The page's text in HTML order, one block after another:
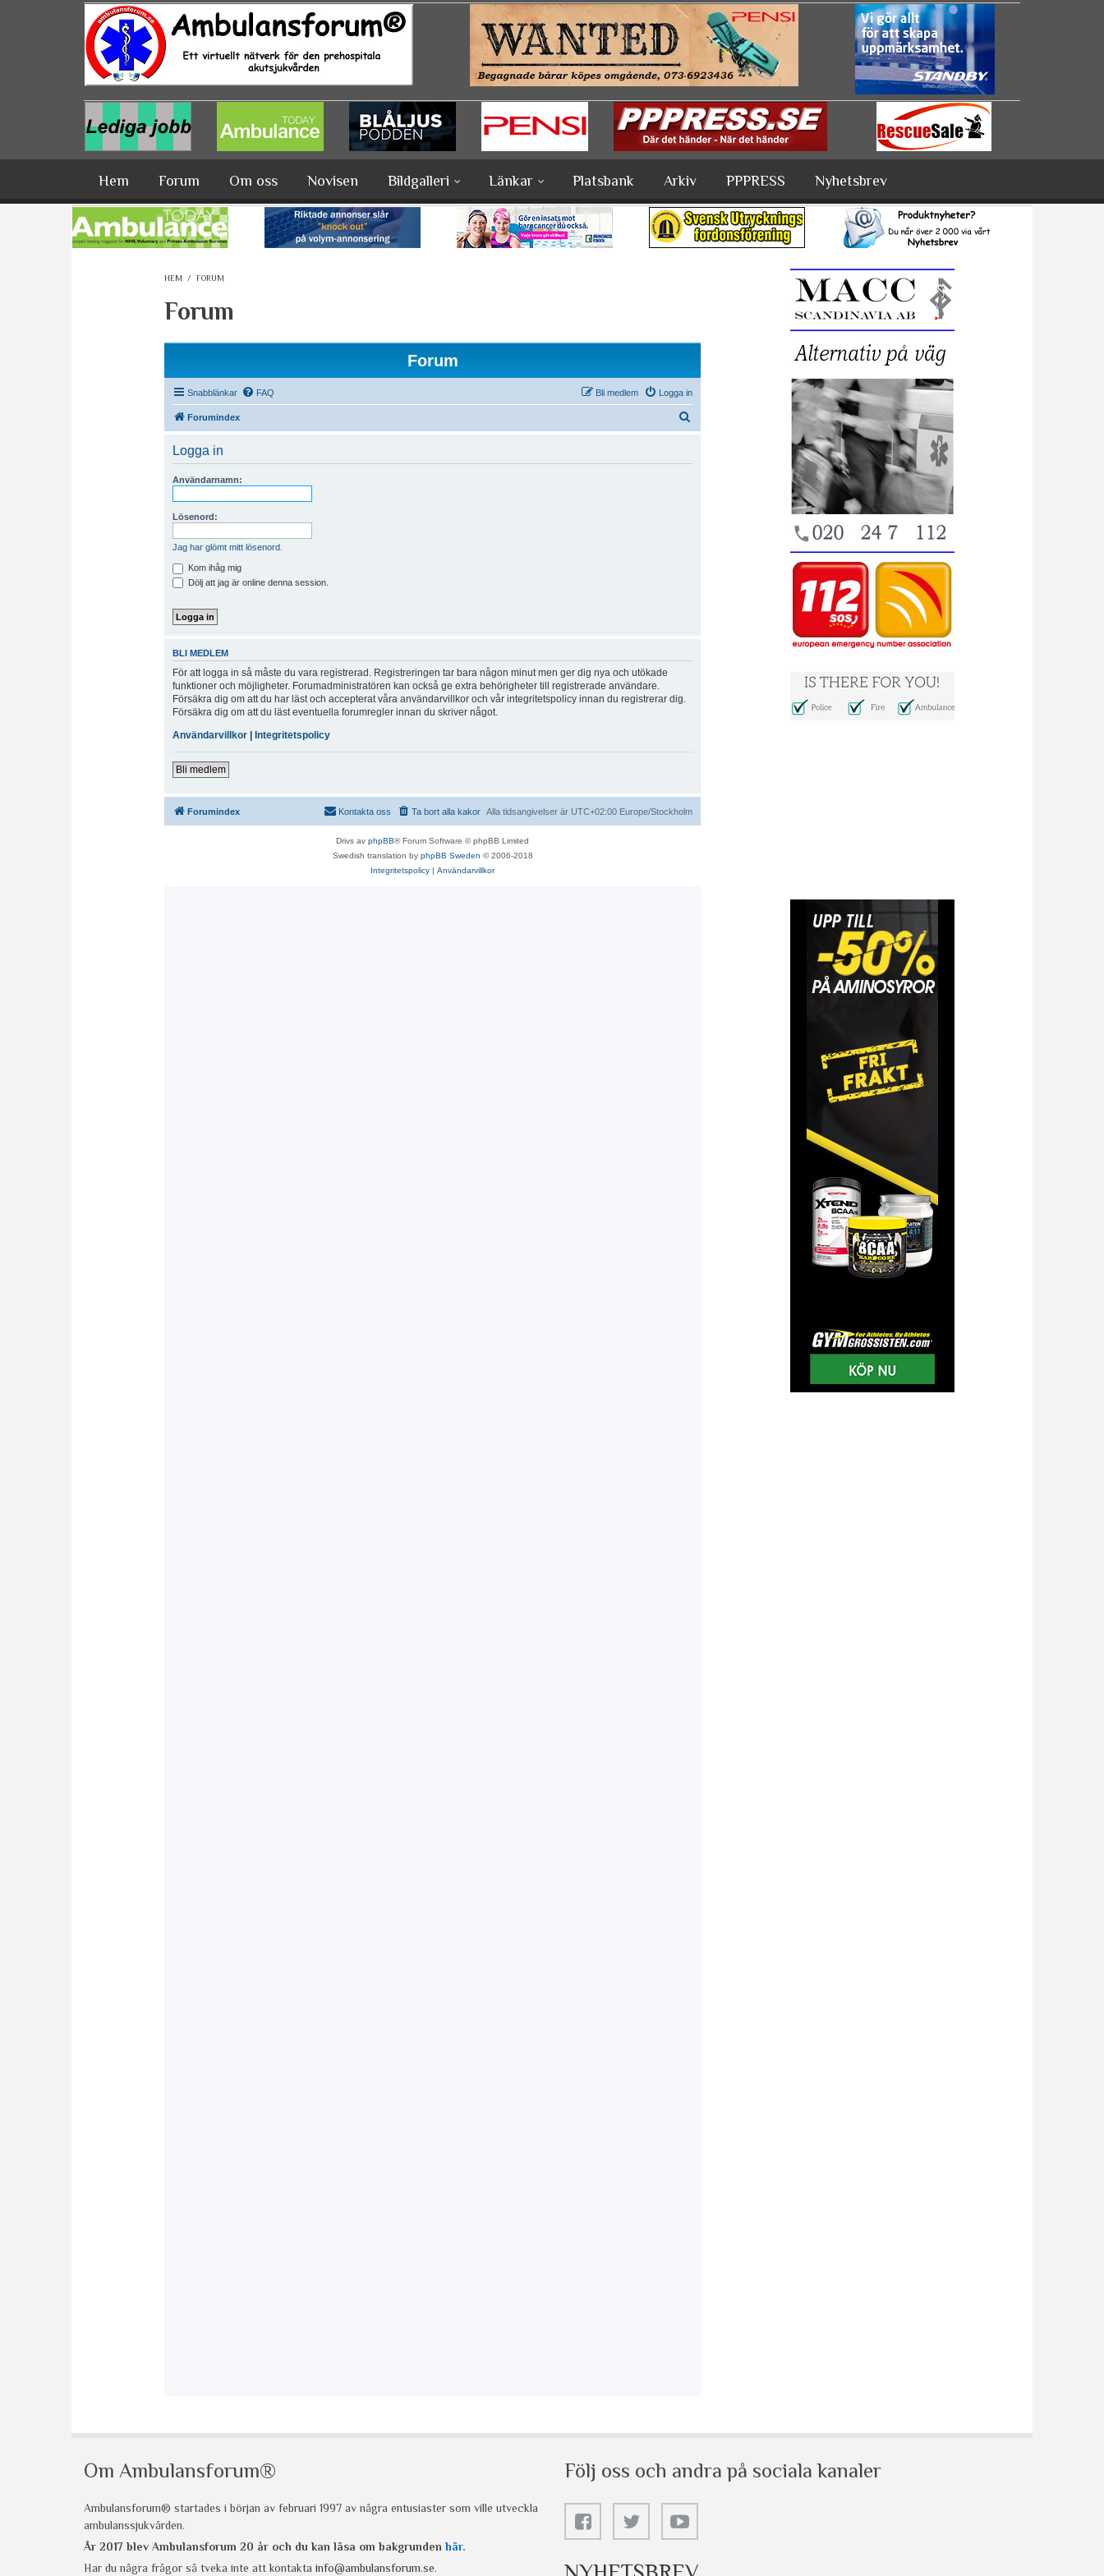
Hoppa till huvudinnehåll
Hem Forum Om oss Novisen Bildgalleri Länkar Platsbank Arkiv PPPRESS Nyhetsbrev
HEM / FORUM
Forum
Om Ambulansforum®
Ambulansforum® startades i början av februari 1997 av några entusiaster som ville utveckla
ambulanssjukvården.
År 2017 blev Ambulansforum 20 år och du kan läsa om bakgrunden här.
Har du några frågor så tveka inte att kontakta info@ambulansforum.se.
Följ oss och andra på sociala kanaler